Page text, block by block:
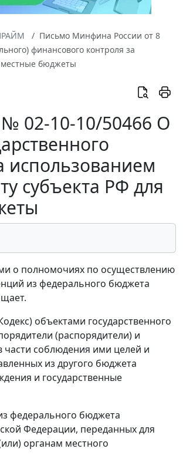
Письмо Минфина России от 8
финансового контроля за
местные бюджеты
02-10-10/50466 О
использованием
субъекта РФ для
о полномочиях по осуществлению
из федерального бюджета
объектами государственного
(распорядители) и
соблюдения ими целей и
из другого бюджета
и государственные
федерального бюджета
Федерации, переданных для
органам местного